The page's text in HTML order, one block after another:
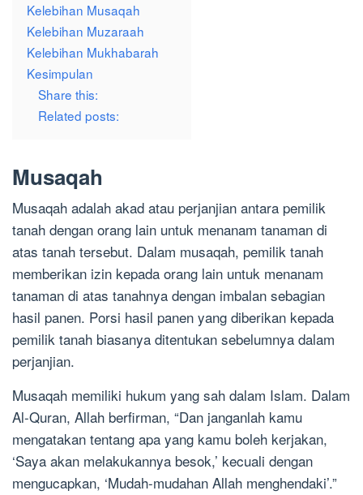
Kelebihan Musaqah
Kelebihan Muzaraah
Kelebihan Mukhabarah
Kesimpulan
Share this:
Related posts:
Musaqah
Musaqah adalah akad atau perjanjian antara pemilik
tanah dengan orang lain untuk menanam tanaman di
atas tanah tersebut. Dalam musaqah, pemilik tanah
memberikan izin kepada orang lain untuk menanam
tanaman di atas tanahnya dengan imbalan sebagian
hasil panen. Porsi hasil panen yang diberikan kepada
pemilik tanah biasanya ditentukan sebelumnya dalam
perjanjian.
Musaqah memiliki hukum yang sah dalam Islam. Dalam
Al-Quran, Allah berfirman, “Dan janganlah kamu
mengatakan tentang apa yang kamu boleh kerjakan,
‘Saya akan melakukannya besok,’ kecuali dengan
mengucapkan, ‘Mudah-mudahan Allah menghendaki’.”